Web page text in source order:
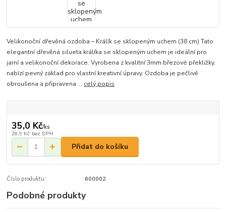
Velikonoční dřevěná ozdoba – Králík se sklopeným uchem (38 cm) Tato
elegantní dřevěná silueta králíka se sklopeným uchem je ideální pro
jarní a velikonoční dekorace. Vyrobena z kvalitní 3mm březové překližky,
nabízí pevný základ pro vlastní kreativní úpravy. Ozdoba je pečlivě
obroušena a připravena ... celý popis
35,0 Kč/ks
28,9 Kč bez DPH
Přidat do košíku
Číslo produktu: 600002
Podobné produkty